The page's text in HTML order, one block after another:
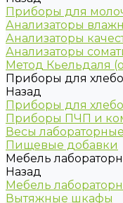
Приборы для
Анализаторы
Анализаторы
Анализаторы
Метод Кьельдаля
Приборы для
Назад
Приборы для
Приборы ПЧП и
Весы лабораторные
Пищевые добавки
Мебель
Назад
Мебель
Вытяжные шкафы